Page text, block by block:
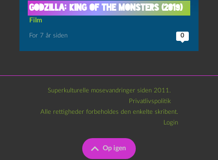
Godzilla: King of the Monsters (2019)
Film
For 7 år siden 0
Superkulturelle mosevandringer siden 2011.
Privatlivspolitik
Op igen
Alle rettigheder forbeholdes den enkelte skribent.
Login